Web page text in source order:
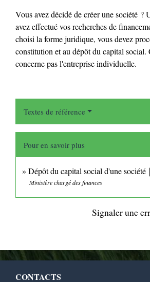
Vous avez décidé de créer une société ?
avez effectué vos recherches de
choisi la forme juridique, vous devez
constitution et au dépôt du capital social.
concerne pas l'entreprise individuelle.
Textes de référence
Pour en savoir plus
Dépôt du capital social d'une société
Ministère chargé des finances
Signaler une
CONTACTS